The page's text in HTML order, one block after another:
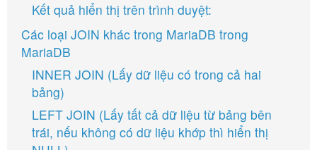
Kết quả hiển thị trên trình duyệt:
Các loại JOIN khác trong MariaDB trong
MariaDB
INNER JOIN (Lấy dữ liệu có trong cả hai
bảng)
LEFT JOIN (Lấy tất cả dữ liệu từ bảng bên
trái, nếu không có dữ liệu khớp thì hiển thị